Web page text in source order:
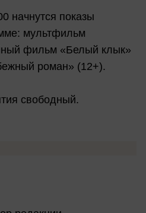
начнутся показы
мультфильм
фильм «Белый клык»
роман» (12+).
свободный.